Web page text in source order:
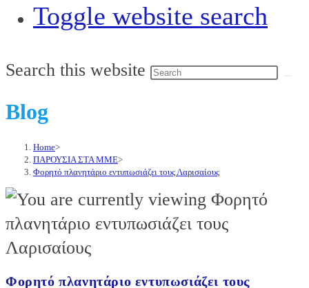
Toggle website search
Search this website
Blog
Home>
ΠΑΡΟΥΣΙΑ ΣΤΑ ΜΜΕ>
Φορητό πλανητάριο εντυπωσιάζει τους Λαρισαίους
Φορητό πλανητάριο εντυπωσιάζει τους